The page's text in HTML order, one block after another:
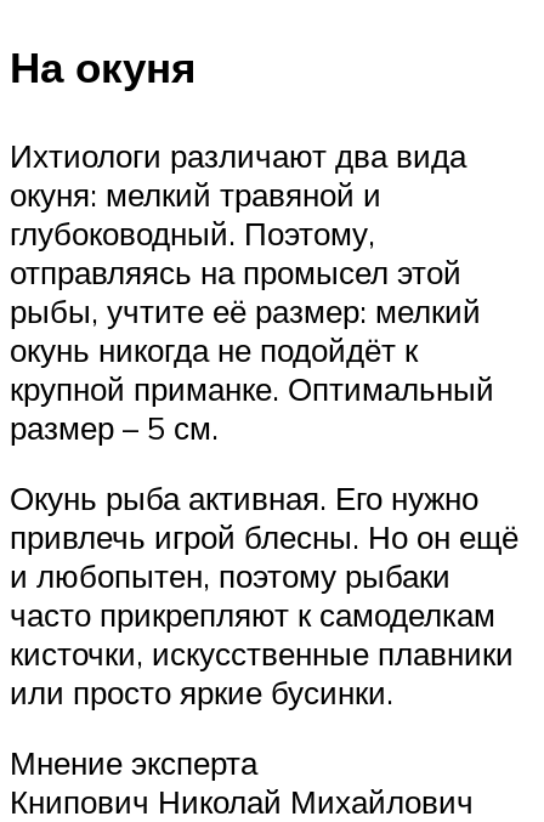
На окуня
Ихтиологи различают два вида
окуня: мелкий травяной и
глубоководный. Поэтому,
отправляясь на промысел этой
рыбы, учтите её размер: мелкий
окунь никогда не подойдёт к
крупной приманке. Оптимальный
размер – 5 см.
Окунь рыба активная. Его нужно
привлечь игрой блесны. Но он ещё
и любопытен, поэтому рыбаки
часто прикрепляют к самоделкам
кисточки, искусственные плавники
или просто яркие бусинки.
Мнение эксперта
Книпович Николай Михайлович